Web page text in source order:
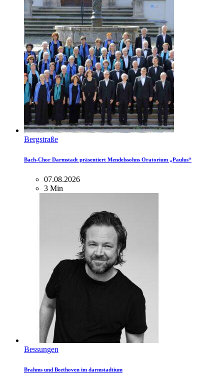
Bergstraße
Bach-Chor Darmstadt präsentiert Mendelssohns Oratorium „Paulus“
07.08.2026
3 Min
Bessungen
Brahms und Beethoven im darmstadtium